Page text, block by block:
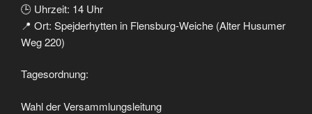
🕒 Uhrzeit: 14 Uhr
📍 Ort: Spejderhytten in Flensburg-Weiche (Alter Husumer
Weg 220)
Tagesordnung:
Wahl der Versammlungsleitung